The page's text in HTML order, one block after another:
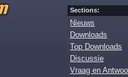
Sections:
Nieuws
Downloads
Top Downloads
Discussie
Vraag en